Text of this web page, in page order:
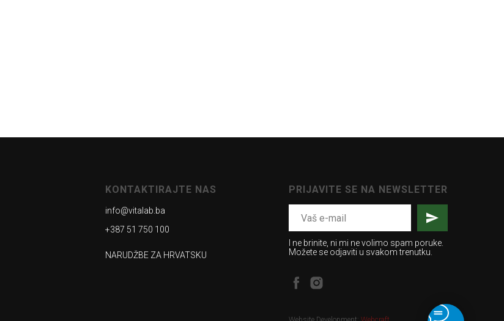
KONTAKTIRAJTE NAS
info@vitalab.ba
+387 51 750 100
NARUDŽBE ZA HRVATSKU
PRIJAVITE SE NA NEWSLETTER
I ne brinite, ni mi ne volimo spam poruke.
Možete se odjaviti u svakom trenutku.